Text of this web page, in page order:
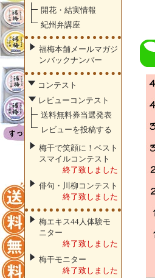
開花・結実情報
紀州弁講座
福梅本舗メールマガジ
ンバックナンバー
コンテスト
レビューコンテスト
送料無料券当選発表
レビューを投稿する
梅干で笑顔に！ベスト
スマイルコンテスト
終了致しました
俳句・川柳コンテスト
終了致しました
梅エキス44人体験モ
ニター
終了致しました
梅干モニター
終了致しました